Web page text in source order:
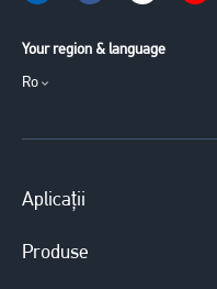
Your region & language
Ro
Aplicații
Produse